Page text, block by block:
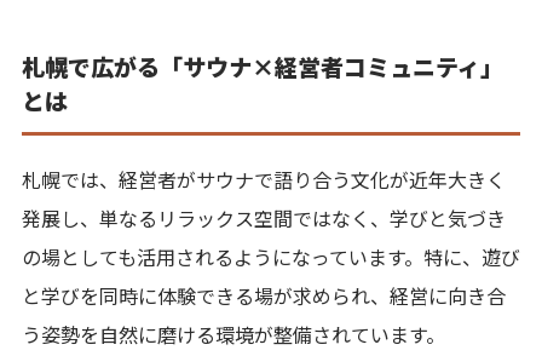
札幌で広がる「サウナ×経営者コミュニティ」
とは
札幌では、経営者がサウナで語り合う文化が近年大きく
発展し、単なるリラックス空間ではなく、学びと気づき
の場としても活用されるようになっています。特に、遊び
と学びを同時に体験できる場が求められ、経営に向き合
う姿勢を自然に磨ける環境が整備されています。